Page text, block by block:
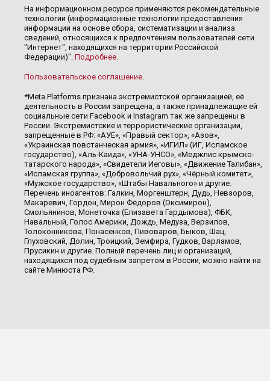
На информационном ресурсе применяются рекомендательные
технологии (информационные технологии предоставления
информации на основе сбора, систематизации и анализа
сведений, относящихся к предпочтениям пользователей сети
"Интернет", находящихся на территории Российской
Федерации)". Подробнее.
Пользовательское соглашение.
*Meta Platforms признана экстремистской организацией, её
деятельность в России запрещена, а также принадлежащие ей
социальные сети Facebook и Instagram так же запрещены в
России. Экстремистские и террористические организации,
запрещенные в РФ: «АУЕ», «Правый сектор», «Азов»,
«Украинская повстанческая армия», «ИГИЛ» (ИГ, Исламское
государство), «Аль-Каида», «УНА-УНСО», «Меджлис крымско-
татарского народа», «Свидетели Иеговы», «Движение Талибан»,
«Исламская группа», «Добровольчий рух», «Чёрный комитет»,
«Мужское государство», «Штабы Навального» и другие.
Перечень иноагентов: Галкин, Моргенштерн, Дудь, Невзоров,
Макаревич, Гордон, Мирон Фёдоров (Оксимирон),
Смольянинов, Монеточка (Елизавета Гардымова), ФБК,
Навальный, Голос Америки, Дождь, Медуза, Верзилов,
Толоконникова, Понасенков, Пивоваров, Быков, Шац,
Глуховский, Долин, Троицкий, Земфира, Гудков, Варламов,
Прусикин и другие. Полный перечень лиц и организаций,
находящихся под судебным запретом в России, можно найти на
сайте Минюста РФ.